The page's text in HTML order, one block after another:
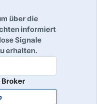
über die
informiert
Signale
erhalten.
Broker